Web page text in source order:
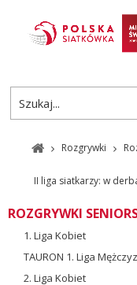
Rozgrywki
II liga siatkarzy: w
ROZGRYWKI
1. Liga Kobiet
TAURON 1. Liga
2. Liga Kobiet